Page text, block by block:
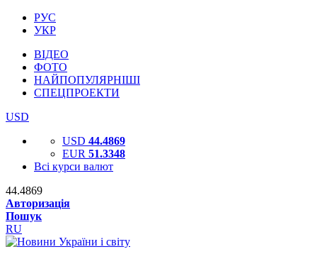
РУС
УКР
ВІДЕО
ФОТО
НАЙПОПУЛЯРНІШІ
СПЕЦПРОЕКТИ
USD
USD 44.4869
EUR 51.3348
Всі курси валют
44.4869
Авторизація
Пошук
RU